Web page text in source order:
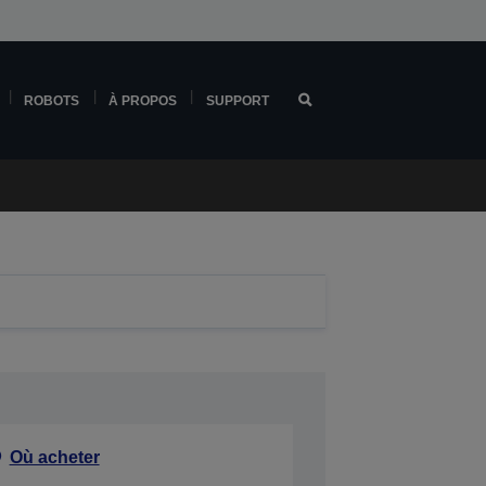
ROBOTS À PROPOS SUPPORT
Où acheter